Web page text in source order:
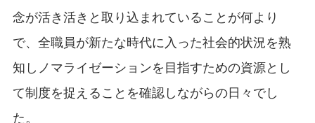
念が活き活きと取り込まれていることが何より
で、全職員が新たな時代に入った社会的状況を熟
知しノマライゼーションを目指すための資源とし
て制度を捉えることを確認しながらの日々でし
た。